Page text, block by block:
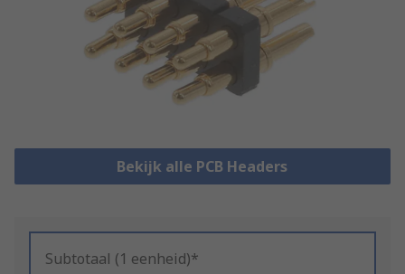
Bekijk alle PCB Headers
Subtotaal (1 eenheid)*